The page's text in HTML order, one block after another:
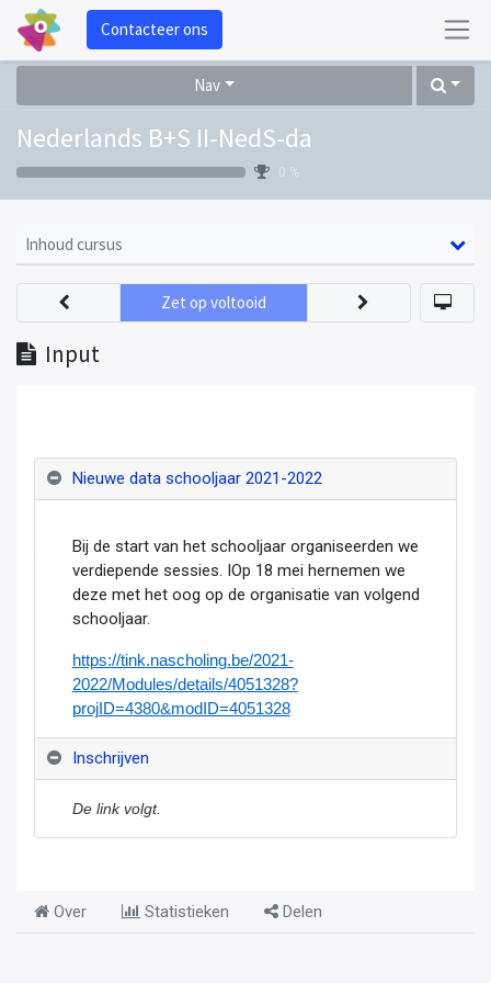
Contacteer ons
Nav
Nederlands B+S II-NedS-da
0 %
Inhoud cursus
Input
Zet op voltooid
Nieuwe data schooljaar 2021-2022
Bij de start van het schooljaar organiseerden we
verdiepende sessies. IOp 18 mei hernemen we
deze met het oog op de organisatie van volgend
schooljaar.
https://tink.nascholing.be/2021-
2022/Modules/details/4051328?
projID=4380&modID=4051328
Inschrijven
De link volgt.
Over Statistieken Delen